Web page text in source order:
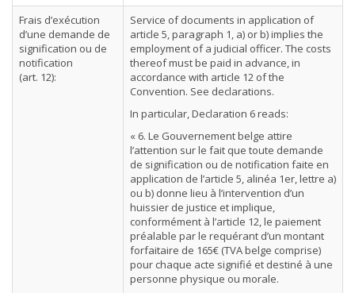
Frais d’exécution
d’une demande de
signification ou de
notification
(art. 12):
Service of documents in application of
article 5, paragraph 1, a) or b) implies the
employment of a judicial officer. The costs
thereof must be paid in advance, in
accordance with article 12 of the
Convention. See declarations.
In particular, Declaration 6 reads:
« 6. Le Gouvernement belge attire
l’attention sur le fait que toute demande
de signification ou de notification faite en
application de l’article 5, alinéa 1er, lettre a)
ou b) donne lieu à l’intervention d’un
huissier de justice et implique,
conformément à l’article 12, le paiement
préalable par le requérant d’un montant
forfaitaire de 165€ (TVA belge comprise)
pour chaque acte signifié et destiné à une
personne physique ou morale.